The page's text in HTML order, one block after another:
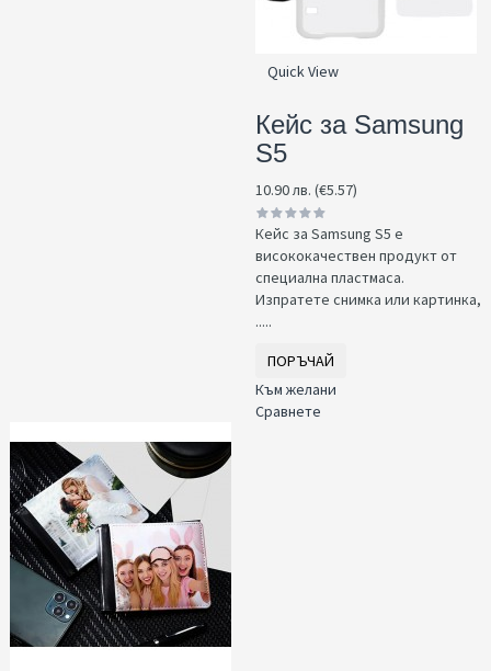
Quick View
Кейс за Samsung
S5
10.90 лв. (€5.57)
Кейс за Samsung S5 е
висококачествен продукт от
специална пластмаса.
Изпратете снимка или картинка,
.....
ПОРЪЧАЙ
Към желани
Сравнете